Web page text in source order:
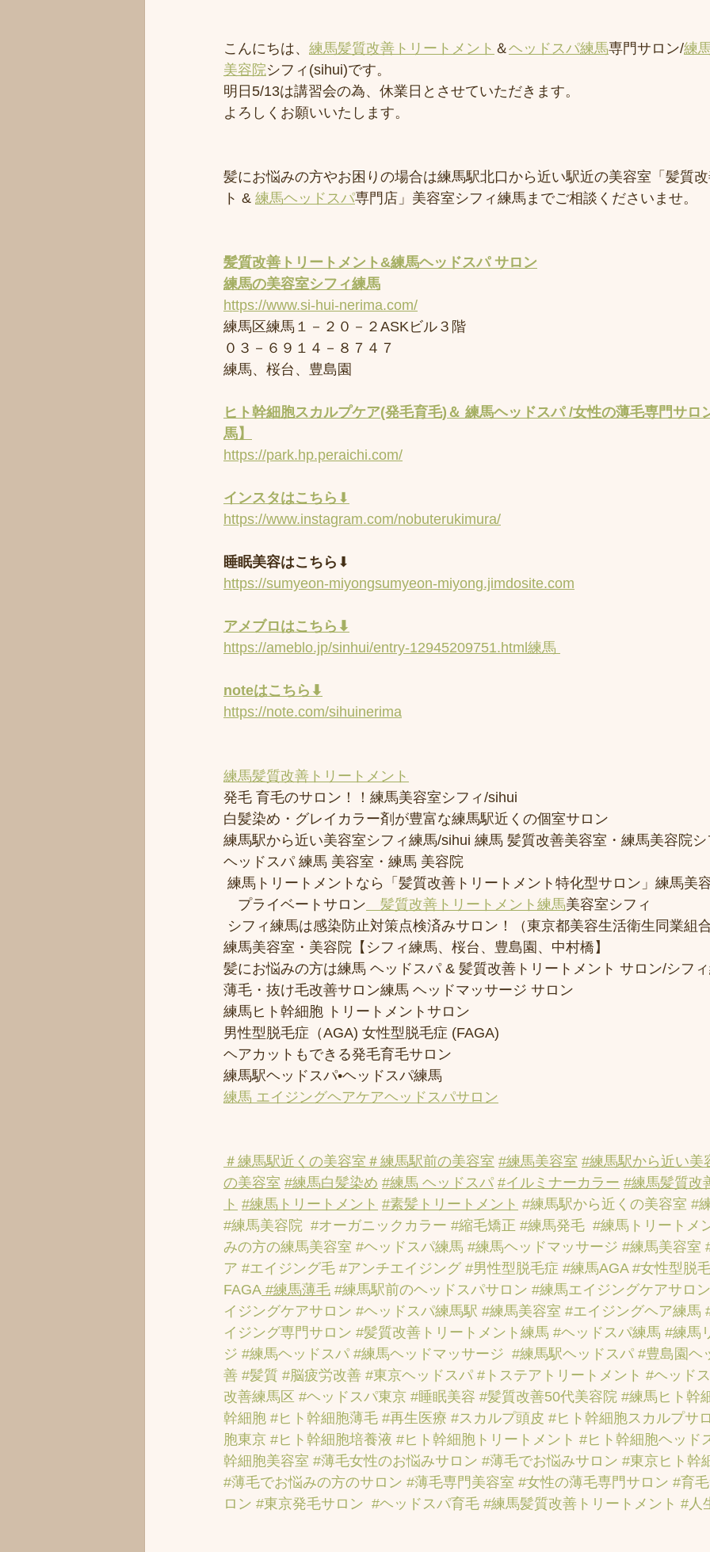
こんにちは、 練馬髪質改善トリートメント ＆ヘッドスパ練馬専門サロン/練
美容院シフィ(sihui)です。
明日5/13は講習会の為、休業日とさせていただきます。
よろしくお願いいたします。
髪にお悩みの方やお困りの場合は練馬駅北口から近い駅近の美容室「髪質
ト & 練馬ヘッドスパ専門店」美容室シフィ練馬までご相談くださいませ。
髪質改善トリートメント&練馬ヘッドスパ サロン
練馬の美容室シフィ練馬
https://www.si-hui-nerima.com/
練馬区練馬１－２０－２ASKビル３階
０３－６９１４－８７４７
練馬、桜台、豊島園
ヒト幹細胞スカルプケア(発毛育毛)＆ 練馬ヘッドスパ /女性の薄毛専門サロ
馬】
https://park.hp.peraichi.com/
インスタはこちら ⬇︎
https://www.instagram.com/nobuterukimura/
睡眠美容はこちら ⬇︎
https://sumyeon-miyongsumyeon-miyong.jimdosite.com
アメブロはこちら⬇︎
https://ameblo.jp/sinhui/entry-12945209751.html練馬
noteはこちら⬇︎
https://note.com/sihuinerima
練馬髪質改善トリートメント
発毛 育毛のサロン！！練馬美容室シフィ/sihui
白髪染め・グレイカラー剤が豊富な練馬駅近くの個室サロン
練馬駅から近い美容室シフィ練馬/sihui 練馬 髪質改善美容室・練馬美容院
ヘッドスパ 練馬 美容室・練馬 美容院
練馬トリートメントなら「髪質改善トリートメント特化型サロン」練馬美
プライベートサロン 髪質改善トリートメント練馬美容室シフィ
シフィ練馬は感染防止対策点検済みサロン！（東京都美容生活衛生同業組
練馬美容室・美容院【シフィ練馬、桜台、豊島園、中村橋】
髪にお悩みの方は練馬 ヘッドスパ & 髪質改善トリートメント サロン/シフィ
薄毛・抜け毛改善サロン練馬 ヘッドマッサージ サロン
練馬ヒト幹細胞 トリートメントサロン
男性型脱毛症（AGA) 女性型脱毛症 (FAGA)
ヘアカットもできる発毛育毛サロン
練馬駅ヘッドスパ•ヘッドスパ練馬
練馬 エイジングヘアケアヘッドスパサロン
＃練馬駅近くの美容室 ＃練馬駅前の美容室 #練馬美容室 #練馬駅から近い美
の美容室 #練馬白髪染め #練馬 ヘッドスパ #イルミナーカラー #練馬髪質改
ト #練馬トリートメント #素髪トリートメント #練馬駅から近くの美容室 #
#練馬美容院 #オーガニックカラー #縮毛矯正 #練馬発毛 #練馬トリートメ
みの方の練馬美容室 #ヘッドスパ練馬 #練馬ヘッドマッサージ #練馬美容室
ア #エイジング毛 #アンチエイジング #男性型脱毛症 #練馬AGA #女性型脱
FAGA #練馬薄毛 #練馬駅前のヘッドスパサロン #練馬エイジングケアサロン
イジングケアサロン #ヘッドスパ練馬駅 #練馬美容室 #エイジングヘア練馬
イジング専門サロン #髪質改善トリートメント練馬 #ヘッドスパ練馬 #練馬
ジ #練馬ヘッドスパ #練馬ヘッドマッサージ #練馬駅ヘッドスパ #豊島園ヘ
善 #髪質 #脳疲労改善 #東京ヘッドスパ #トステアトリートメント #ヘッド
改善練馬区 #ヘッドスパ東京 #睡眠美容 #髪質改善50代美容院 #練馬ヒト幹
幹細胞 #ヒト幹細胞薄毛 #再生医療 #スカルプ頭皮 #ヒト幹細胞スカルプサ
胞東京 #ヒト幹細胞培養液 #ヒト幹細胞トリートメント #ヒト幹細胞ヘッド
幹細胞美容室 #薄毛女性のお悩みサロン #薄毛でお悩みサロン #東京ヒト幹
#薄毛でお悩みの方のサロン #薄毛専門美容室 #女性の薄毛専門サロン #育
ロン #東京発毛サロン #ヘッドスパ育毛 #練馬髪質改善トリートメント #人